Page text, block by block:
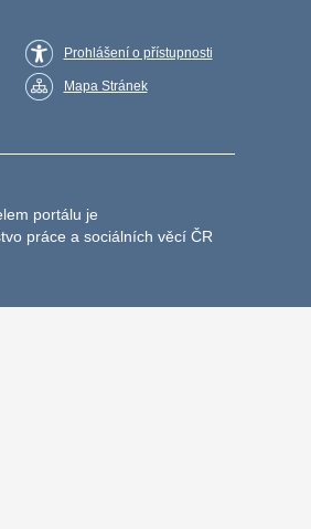
Prohlášení o přístupnosti
Mapa Stránek
portálu je
práce a sociálních věcí ČR